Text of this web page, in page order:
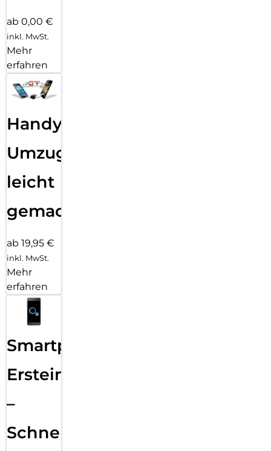
ab 0,00 €
inkl. MwSt.
Mehr
erfahren
Handy
Umzug
leicht
gemacht!
ab 19,95 €
inkl. MwSt.
Mehr
erfahren
Smartphone
Ersteinrichtung
–
Schnelle